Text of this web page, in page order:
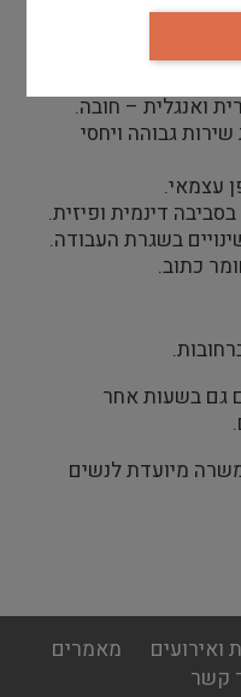
ידע בעבודת פאב-לאב (;FabLab תכנון וייצור
ואנגלית – חובה.
גבוהה ויחסי
עצמאי.
דינמית ופיזית.
בשגרת העבודה.
כתוב.
גם בשעות אחר
מיועדת לנשים
ואירועים
מאמרים
קשר